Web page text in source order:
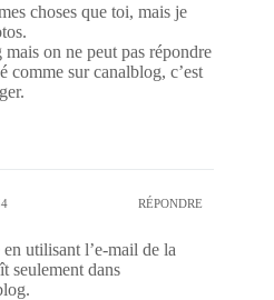
choses que toi, mais je
on ne peut pas répondre
comme sur canalblog, c’est
RÉPONDRE
utilisant l’e-mail de la
seulement dans